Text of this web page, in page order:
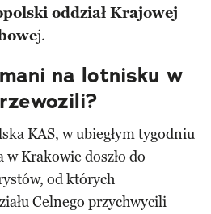
oddział Krajowej
j.
na lotnisku w
KAS, w ubiegłym tygodniu
w Krakowie doszło do
od których
Celnego przychwycili